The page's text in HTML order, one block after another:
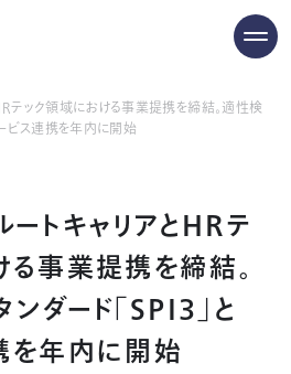
テック領域における事業提携を締結。適性検
ビス連携を年内に開始
ートキャリアとHRテ
事業提携を締結。
ダード「SPI3」と
を年内に開始